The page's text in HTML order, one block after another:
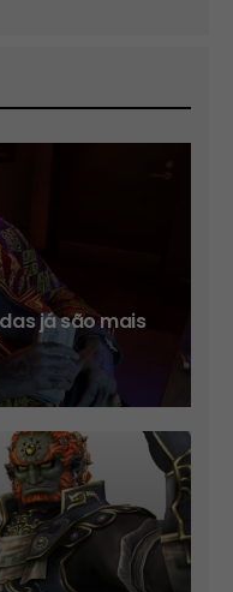
já são mais